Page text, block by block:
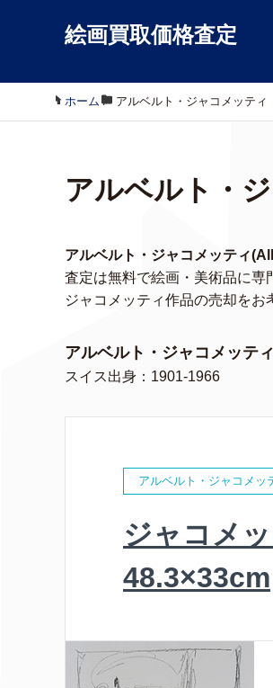
絵画買取価格査定
ホーム / アルベルト・ジャコメッティ
アルベルト・
アルベルト・ジャコメッティ
査定は無料で絵画・美術品に専
ジャコメッティ作品の売却をお
アルベルト・ジャコメッテ
スイス出身：1901-1966
アルベルト・ジャコメッ
ジャコメ
48.3×33cm